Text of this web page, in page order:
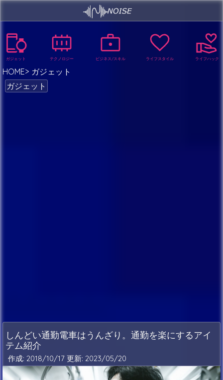
ガジェット テクノロジー ビジネス/スキル ライフスタイル ライフハック
HOME
ガジェット
ガジェット
しんどい通勤電車はうんざり。通勤を楽にするアイ
テム紹介
作成: 2018/10/17 更新: 2023/05/20